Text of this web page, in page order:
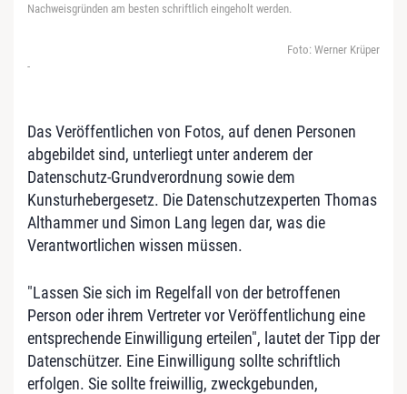
Nachweisgründen am besten schriftlich eingeholt werden.
Foto: Werner Krüper
-
Das Veröffentlichen von Fotos, auf denen Personen
abgebildet sind, unterliegt unter anderem der
Datenschutz-Grundverordnung sowie dem
Kunsturhebergesetz. Die Datenschutzexperten Thomas
Althammer und Simon Lang legen dar, was die
Verantwortlichen wissen müssen.
"Lassen Sie sich im Regelfall von der betroffenen
Person oder ihrem Vertreter vor Veröffentlichung eine
entsprechende Einwilligung erteilen", lautet der Tipp der
Datenschützer. Eine Einwilligung sollte schriftlich
erfolgen. Sie sollte freiwillig, zweckgebunden,